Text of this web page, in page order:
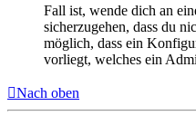
Fall ist, wende dich an
sicherzugehen, dass du
möglich, dass ein
vorliegt, welches ein
Nach oben